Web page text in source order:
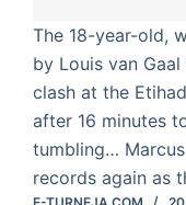
The 18-year-old,
by Louis van
clash at the
after 16 minutes
tumbling…
records again as